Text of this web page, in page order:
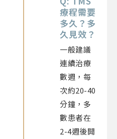
療程需要
多久？多
久見效？
一般建議
連續治療
數週，每
次約20-40
分鐘，多
數患者在
2-4週後開